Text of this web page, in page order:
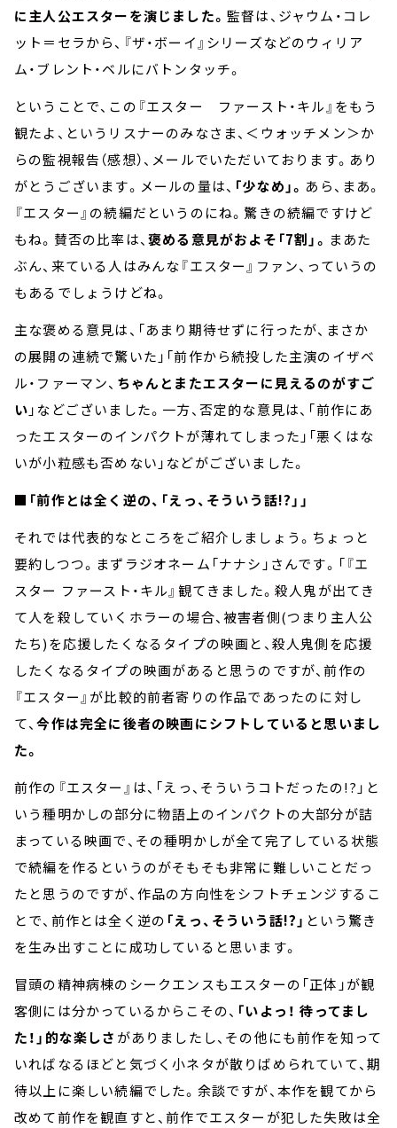
に主人公エスターを演じました。 監督は、ジャウム・コレ
ット＝セラから、『ザ・ボーイ』シリーズなどのウィリア
ム・ブレント・ベルにバトンタッチ。
ということで、この『エスター ファースト・キル』をもう
観たよ、というリスナーのみなさま、＜ウォッチメン＞か
らの監視報告（感想）、メールでいただいております。あり
がとうございます。メールの量は、 「少なめ」。 あら、まあ。
『エスター』の続編だというのにね。驚きの続編ですけど
もね。賛否の比率は、褒める意見がおよそ「7割」。 まあた
ぶん、来ている人はみんな『エスター』ファン、っていうの
もあるでしょうけどね。
主な褒める意見は、「あまり期待せずに行ったが、まさか
の展開の連続で驚いた」「前作から続投した主演のイザベ
ル・ファーマン、 ちゃんとまたエスターに見えるのがすご
い 」などございました。一方、否定的な意見は、「前作にあ
ったエスターのインパクトが薄れてしまった」「悪くはな
いが小粒感も否めない」などがございました。
■「前作とは全く逆の、「えっ、そういう話!?」」
それでは代表的なところをご紹介しましょう。ちょっと
要約しつつ。まずラジオネーム「ナナシ」さんです。「『エ
スター ファースト・キル』観てきました。殺人鬼が出てき
て人を殺していくホラーの場合、被害者側(つまり主人公
たち)を応援したくなるタイプの映画と、殺人鬼側を応援
したくなるタイプの映画があると思うのですが、前作の
『エスター』が比較的前者寄りの作品であったのに対し
て、今作は完全に後者の映画にシフトしていると思いまし
た。
前作の『エスター』は、「えっ、そういうコトだったの!?」と
いう種明かしの部分に物語上のインパクトの大部分が詰
まっている映画で、その種明かしが全て完了している状態
で続編を作るというのがそもそも非常に難しいことだっ
たと思うのですが、作品の方向性をシフトチェンジするこ
とで、前作とは全く逆の 「えっ、そういう話!?」 という驚き
を生み出すことに成功していると思います。
冒頭の精神病棟のシークエンスもエスターの「正体」が観
客側には分かっているからこその、 「いよっ！ 待ってまし
た！」的な楽しさ がありましたし、その他にも前作を知って
いればなるほどと気づく小ネタが散りばめられていて、期
待以上に楽しい続編でした。余談ですが、本作を観てから
改めて前作を観直すと、前作でエスターが犯した失敗は全